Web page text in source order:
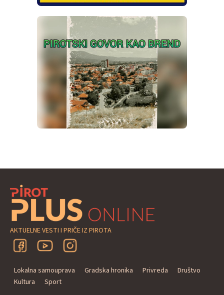
AKTUELNE VESTI I PRIČE IZ PIROTA
Lokalna samouprava Gradska hronika Privreda
Društvo
Kultura
Sport